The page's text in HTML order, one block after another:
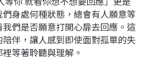
身處何種狀態，總會有人願意等
們是否願意打開心扉去回應。這
伴，讓人感到即使面對孤單的失
等著聆聽與理解。